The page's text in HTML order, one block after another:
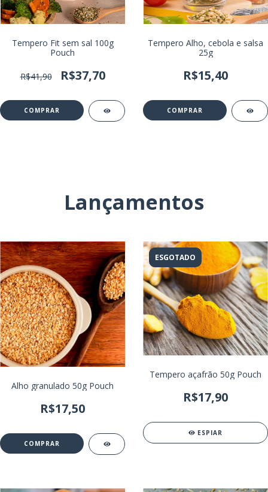
Tempero Fit sem sal 100g
Pouch
R$41,90 R$37,70
Tempero Alho, cebola e salsa
25g
R$15,40
Lançamentos
Alho granulado 50g Pouch
R$17,50
ESGOTADO
Tempero açafrão 50g Pouch
R$17,90
ESPIAR